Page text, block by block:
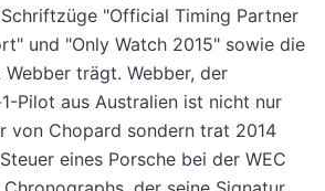
"Official Timing Partner
und "Only Watch 2015" sowie die
trägt. Webber, der
Pilot aus Australien ist nicht nur
von Chopard sondern trat 2014
eines Porsche bei der WEC